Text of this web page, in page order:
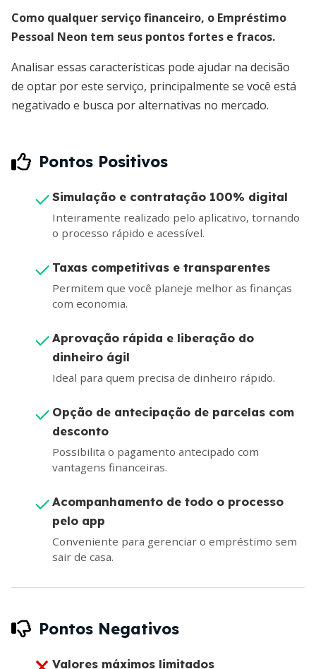
Como qualquer serviço financeiro, o Empréstimo
Pessoal Neon tem seus pontos fortes e fracos.
Analisar essas características pode ajudar na decisão
de optar por este serviço, principalmente se você está
negativado e busca por alternativas no mercado.
Pontos Positivos
Simulação e contratação 100% digital
Inteiramente realizado pelo aplicativo, tornando
o processo rápido e acessível.
Taxas competitivas e transparentes
Permitem que você planeje melhor as finanças
com economia.
Aprovação rápida e liberação do
dinheiro ágil
Ideal para quem precisa de dinheiro rápido.
Opção de antecipação de parcelas com
desconto
Possibilita o pagamento antecipado com
vantagens financeiras.
Acompanhamento de todo o processo
pelo app
Conveniente para gerenciar o empréstimo sem
sair de casa.
Pontos Negativos
Valores máximos limitados